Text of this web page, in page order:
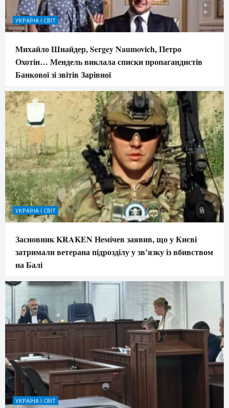
УКРАЇНА І СВІТ
Михайло Шнайдер, Sergey Naumovich, Петро
Охотін… Мендель виклала списки пропагандистів
Банкової зі звітів Зарівної
УКРАЇНА І СВІТ
Засновник KRAKEN Немічев заявив, що у Києві
затримали ветерана підрозділу у зв’язку із вбивством
на Балі
УКРАЇНА І СВІТ